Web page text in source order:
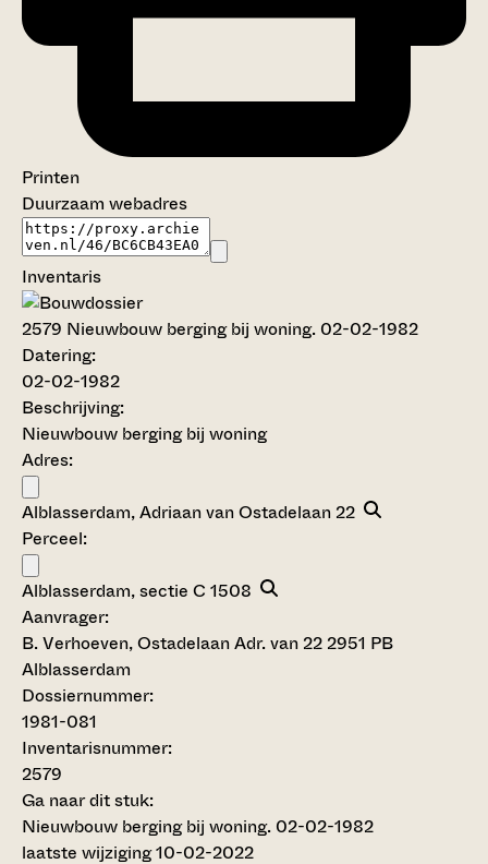
Printen
Duurzaam webadres
Inventaris
2579 Nieuwbouw berging bij woning. 02-02-1982
Datering:
02-02-1982
Beschrijving:
Nieuwbouw berging bij woning
Adres:
Alblasserdam, Adriaan van Ostadelaan 22
Perceel:
Alblasserdam, sectie C 1508
Aanvrager:
B. Verhoeven, Ostadelaan Adr. van 22 2951 PB
Alblasserdam
Dossiernummer:
1981-081
Inventarisnummer:
2579
Ga naar dit stuk:
Nieuwbouw berging bij woning. 02-02-1982
laatste wijziging 10-02-2022